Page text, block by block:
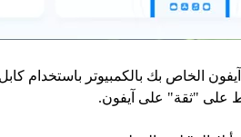
الخاص بك بالكمبيوتر باستخدام
على "ثقة" على آيفون.